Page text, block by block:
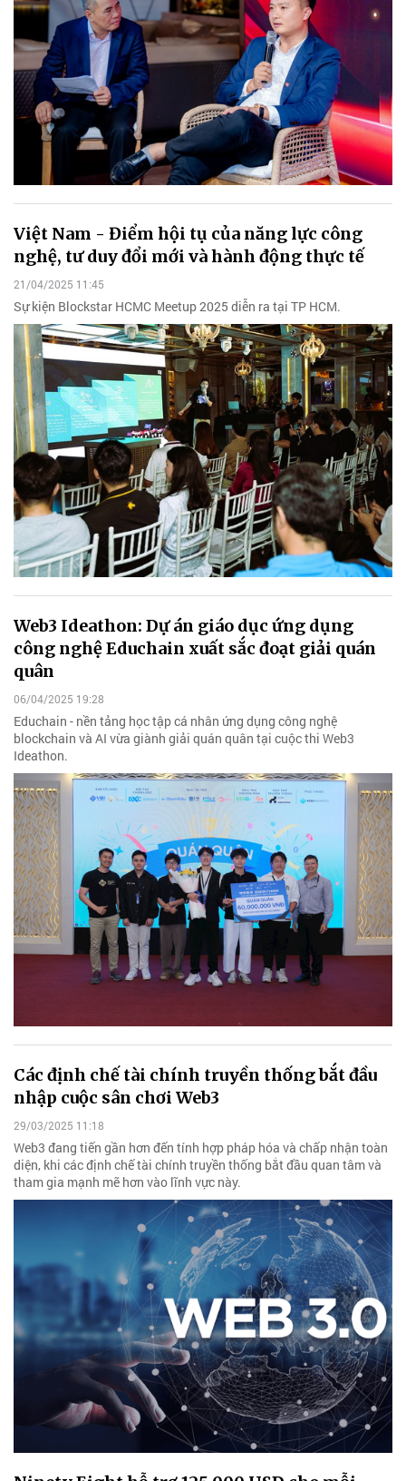
Việt Nam - Điểm hội tụ của năng lực công
nghệ, tư duy đổi mới và hành động thực tế
21/04/2025 11:45
Sự kiện Blockstar HCMC Meetup 2025 diễn ra tại TP HCM.
Web3 Ideathon: Dự án giáo dục ứng dụng
công nghệ Educhain xuất sắc đoạt giải quán
quân
06/04/2025 19:28
Educhain - nền tảng học tập cá nhân ứng dụng công nghệ
blockchain và AI vừa giành giải quán quân tại cuộc thi Web3
Ideathon.
Các định chế tài chính truyền thống bắt đầu
nhập cuộc sân chơi Web3
29/03/2025 11:18
Web3 đang tiến gần hơn đến tính hợp pháp hóa và chấp nhận toàn
diện, khi các định chế tài chính truyền thống bắt đầu quan tâm và
tham gia mạnh mẽ hơn vào lĩnh vực này.